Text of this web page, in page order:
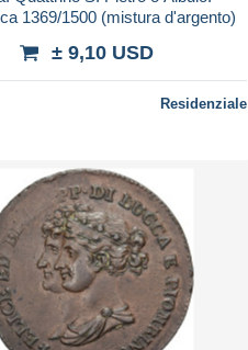
1369/1500 (mistura d'argento)
± 9,10 USD
Residenziale